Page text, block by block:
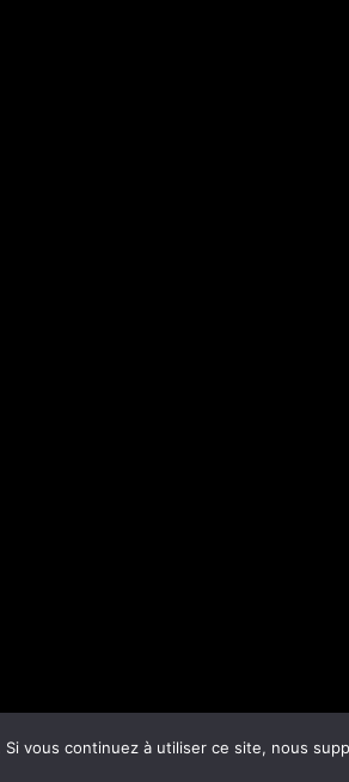
vous continuez à utiliser ce site, nous